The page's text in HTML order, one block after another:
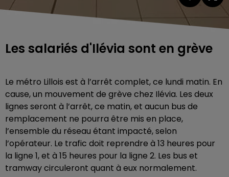
Les salariés d'Ilévia sont en grève
Le métro Lillois est à l’arrêt complet, ce lundi matin. En
cause, un mouvement de grève chez Ilévia. Les deux
lignes seront à l’arrêt, ce matin, et aucun bus de
remplacement ne pourra être mis en place,
l’ensemble du réseau étant impacté, selon
l’opérateur. Le trafic doit reprendre à 13 heures pour
la ligne 1, et à 15 heures pour la ligne 2. Les bus et
tramway circuleront quant à eux normalement.